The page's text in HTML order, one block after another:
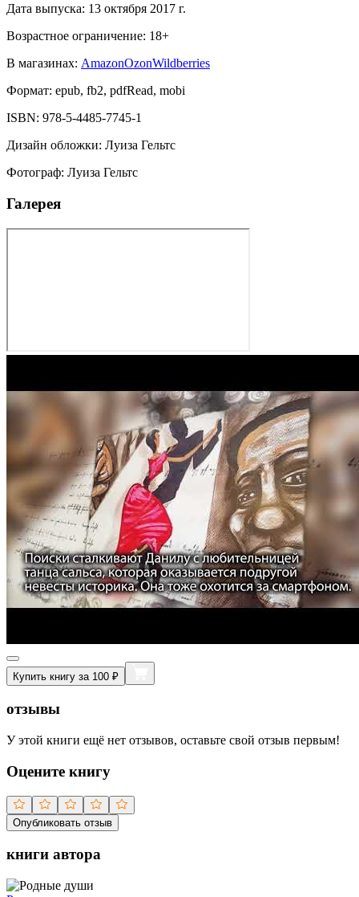
Дата выпуска: 13 октября 2017 г.
Возрастное ограничение: 18+
В магазинах: AmazonOzonWildberries
Формат: epub, fb2, pdfRead, mobi
ISBN: 978-5-4485-7745-1
Дизайн обложки: Луиза Гельтс
Фотограф: Луиза Гельтс
Галерея
Купить книгу за 100 ₽
отзывы
У этой книги ещё нет отзывов, оставьте свой отзыв первым!
Оцените книгу
Опубликовать отзыв
книги автора